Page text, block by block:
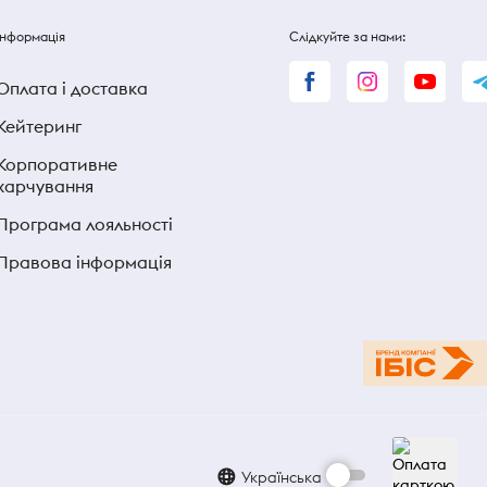
і доставка
лояльності
інформація
Слідкуйте за нами:
Українська